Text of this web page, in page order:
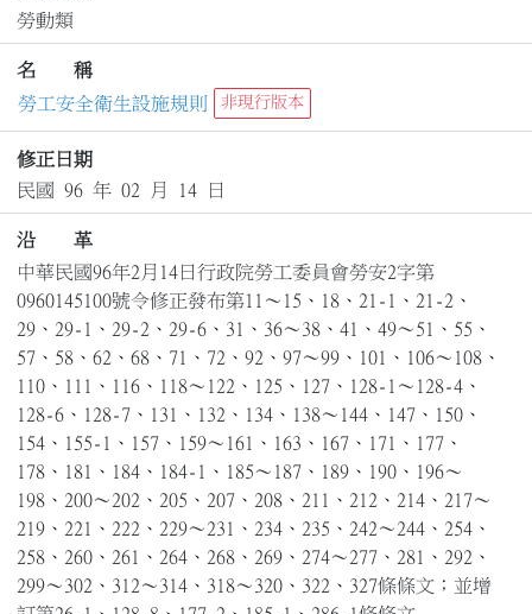
勞動類
名 稱
勞工安全衛生設施規則
非現行版本
修正日期
民國 96 年 02 月 14 日
沿 革
中華民國96年2月14日行政院勞工委員會勞安2字第
0960145100號令修正發布第11～15、18、21-1、21-2、
29、29-1、29-2、29-6、31、36～38、41、49～51、55、
57、58、62、68、71、72、92、97～99、101、106～108、
110、111、116、118～122、125、127、128-1～128-4、
128-6、128-7、131、132、134、138～144、147、150、
154、155-1、157、159～161、163、167、171、177、
178、181、184、184-1、185～187、189、190、196～
198、200～202、205、207、208、211、212、214、217～
219、221、222、229～231、234、235、242～244、254、
258、260、261、264、268、269、274～277、281、292、
299～302、312～314、318～320、322、327條條文；並增